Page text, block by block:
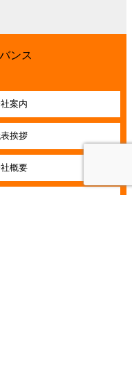
案内
挨拶
概要